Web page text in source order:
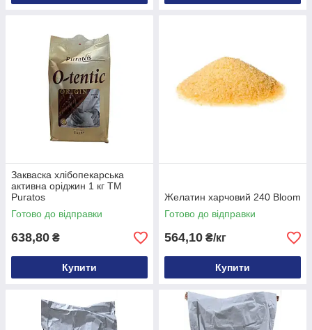
Закваска хлібопекарська
активна оріджин 1 кг ТМ
Puratos
Готово до відправки
638,80 ₴
Купити
Желатин харчовий 240 Bloom
Готово до відправки
564,10 ₴/кг
Купити